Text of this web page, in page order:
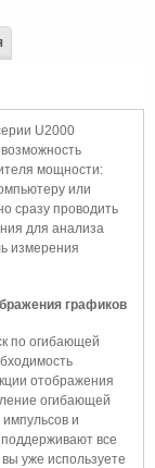
U2000
мощности:
или
сразу проводить
для анализа
измерения
графиков
по огибающей
отображения
огибающей
и
все
уже используете